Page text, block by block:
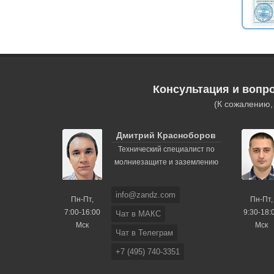
Консультация и
(К
Пн-Пт,
7:00-16:00
Мск
Дмитрий Красноборов
Технический специалист по
молниезащите и заземлению
info@zandz.com
Чат в МАКС
Чат в Телеграм
+7 (495) 740-3351
Пн-Пт,
9:30-
Мск